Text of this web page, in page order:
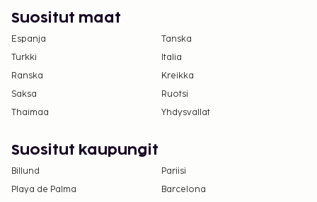
Suositut maat
Espanja
Tanska
Turkki
Italia
Ranska
Kreikka
Saksa
Ruotsi
Thaimaa
Yhdysvallat
Suositut kaupungit
Billund
Pariisi
Playa de Palma
Barcelona